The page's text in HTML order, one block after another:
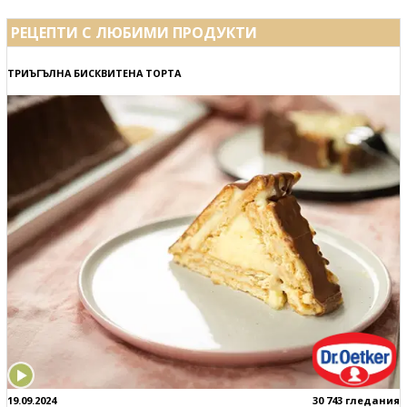
РЕЦЕПТИ С ЛЮБИМИ ПРОДУКТИ
ТРИЪГЪЛНА БИСКВИТЕНА ТОРТА
19.09.2024 30 743 гледания